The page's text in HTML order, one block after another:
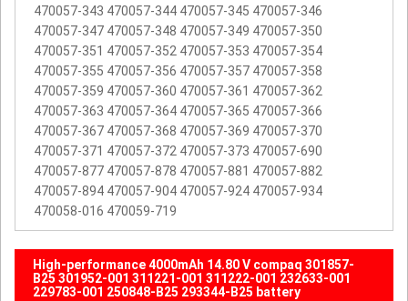
470057-343 470057-344 470057-345 470057-346
470057-347 470057-348 470057-349 470057-350
470057-351 470057-352 470057-353 470057-354
470057-355 470057-356 470057-357 470057-358
470057-359 470057-360 470057-361 470057-362
470057-363 470057-364 470057-365 470057-366
470057-367 470057-368 470057-369 470057-370
470057-371 470057-372 470057-373 470057-690
470057-877 470057-878 470057-881 470057-882
470057-894 470057-904 470057-924 470057-934
470058-016 470059-719
High-performance 4000mAh 14.80 V compaq 301857-
B25 301952-001 311221-001 311222-001 232633-001
229783-001 250848-B25 293344-B25 battery